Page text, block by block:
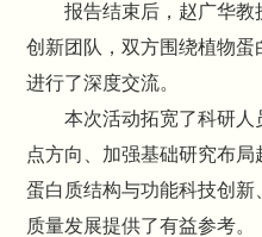
报告结束后，赵广华
创新团队，双方围绕植物
进行了深度交流。
本次活动拓宽了科研
点方向、加强基础研究布
蛋白质结构与功能科技创
质量发展提供了有益参考。